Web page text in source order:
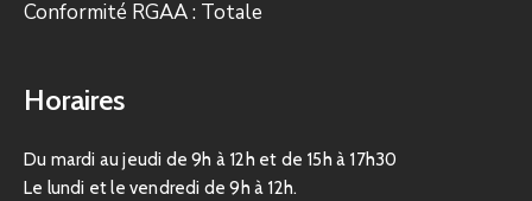
Conformité RGAA : Totale
Horaires
Du mardi au jeudi de 9h à 12h et de 15h à 17h30
Le lundi et le vendredi de 9h à 12h.